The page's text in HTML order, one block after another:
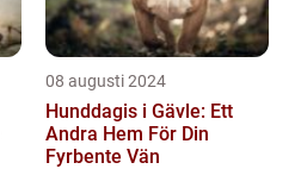
08 augusti 2024
Hunddagis i Gävle: Ett
Andra Hem För Din
Fyrbente Vän